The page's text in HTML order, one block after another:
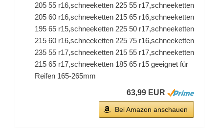
205 55 r16,schneeketten 225 55 r17,schneeketten
205 60 r16,schneeketten 215 65 r16,schneeketten
195 65 r15,schneeketten 225 50 r17,schneeketten
215 60 r16,schneeketten 225 75 r16,schneeketten
235 55 r17,schneeketten 215 55 r17,schneeketten
215 65 r17,schneeketten 185 65 r15 geeignet für
Reifen 165-265mm
63,99 EUR
Bei Amazon anschauen